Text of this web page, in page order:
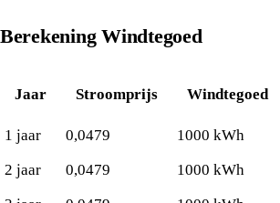
Berekening Windtegoed
Jaar Stroomprijs Windtegoed
1 jaar 0,0479 1000 kWh
2 jaar
0,0479 1000 kWh